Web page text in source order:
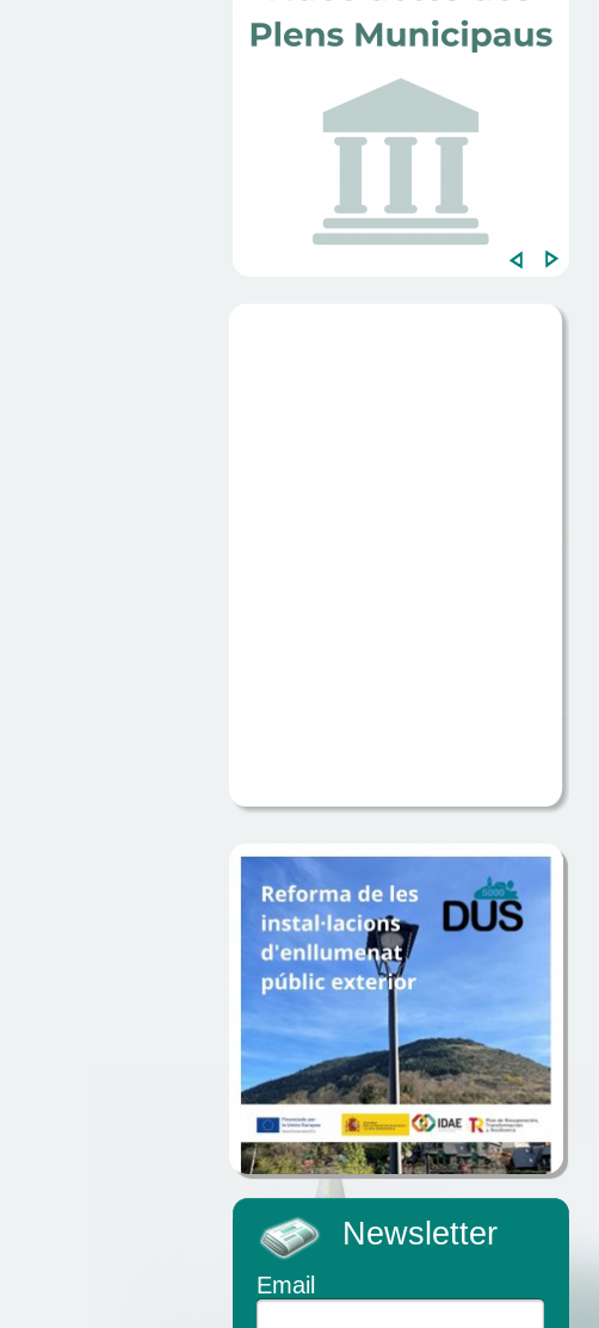
Newsletter
Email